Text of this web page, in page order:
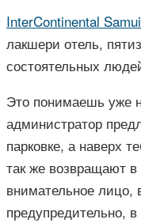
InterContinental Samui
лакшери отель,
состоятельных
Это понимаешь уже
администратор
парковке, а наверх
так же возвращают
внимательное лицо,
предупредительно,